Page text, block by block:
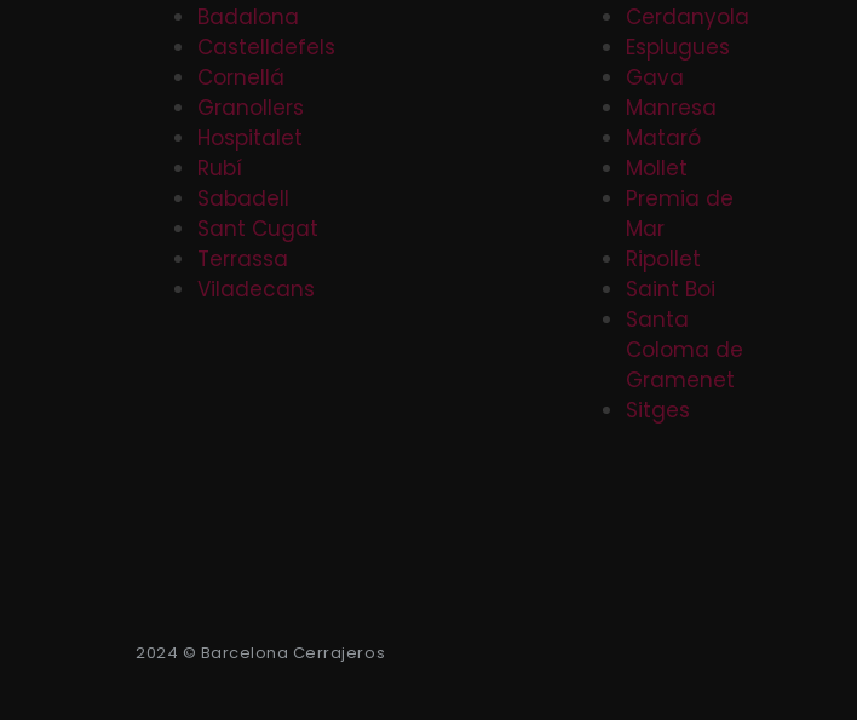
Badalona
Castelldefels
Cornellá
Granollers
Hospitalet
Rubí
Sabadell
Sant Cugat
Terrassa
Viladecans
Cerdanyola
Esplugues
Gava
Manresa
Mataró
Mollet
Premia de
Mar
Ripollet
Saint Boi
Santa
Coloma de
Gramenet
Sitges
2024 © Barcelona Cerrajeros